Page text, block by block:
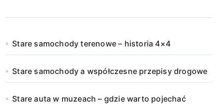
Stare samochody terenowe – historia 4×4
Stare samochody a współczesne przepisy drogowe
Stare auta w muzeach – gdzie warto pojechać